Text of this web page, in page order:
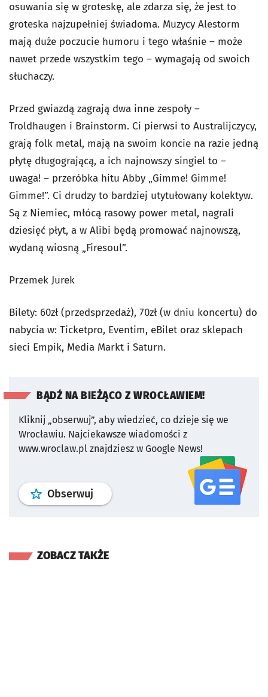
osuwania się w groteskę, ale zdarza się, że jest to
groteska najzupełniej świadoma. Muzycy Alestorm
mają duże poczucie humoru i tego właśnie – może
nawet przede wszystkim tego – wymagają od swoich
słuchaczy.
Przed gwiazdą zagrają dwa inne zespoły –
Troldhaugen i Brainstorm. Ci pierwsi to Australijczycy,
grają folk metal, mają na swoim koncie na razie jedną
płytę długogrającą, a ich najnowszy singiel to –
uwaga! – przeróbka hitu Abby „Gimme! Gimme!
Gimme!”. Ci drudzy to bardziej utytułowany kolektyw.
Są z Niemiec, młócą rasowy power metal, nagrali
dziesięć płyt, a w Alibi będą promować najnowszą,
wydaną wiosną „Firesoul”.
Przemek Jurek
Bilety: 60zł (przedsprzedaż), 70zł (w dniu koncertu) do
nabycia w: Ticketpro, Eventim, eBilet oraz sklepach
sieci Empik, Media Markt i Saturn.
BĄDŹ NA BIEŻĄCO Z WROCŁAWIEM!
Kliknij „obserwuj”, aby wiedzieć, co dzieje się we
Wrocławiu. Najciekawsze wiadomości z
www.wroclaw.pl znajdziesz w Google News!
Obserwuj profil serwisu
ZOBACZ TAKŻE